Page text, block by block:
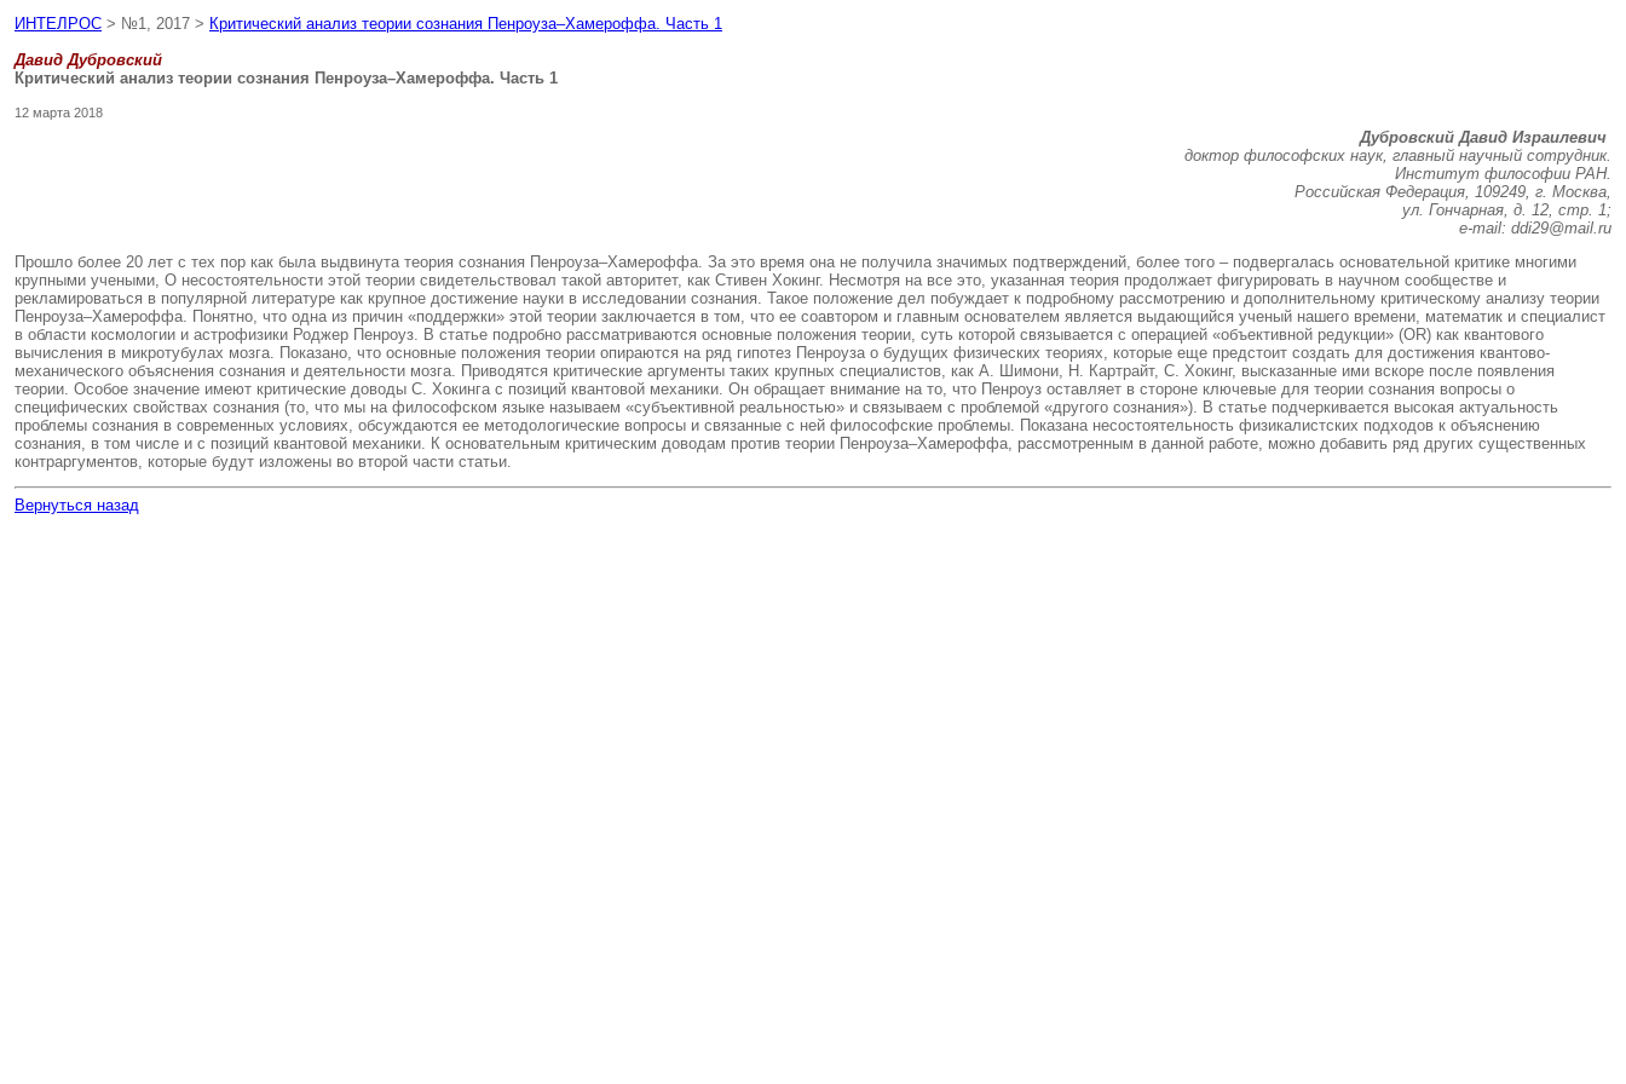
ИНТЕЛРОС > №1, 2017 > Критический анализ теории сознания Пенроуза–Хамероффа. Часть 1
Давид Дубровский
Критический анализ теории сознания Пенроуза–Хамероффа. Часть 1
12 марта 2018
Дубровский Давид Израилевич
доктор философских наук, главный научный сотрудник.
Институт философии РАН.
Российская Федерация, 109249, г. Москва,
ул. Гончарная, д. 12, стр. 1;
e-mail: ddi29@mail.ru
Прошло более 20 лет с тех пор как была выдвинута теория сознания Пенроуза–Хамероффа. За это время она не получила значимых подтверждений, более того – подвергалась основательной критике многими
крупными учеными, О несостоятельности этой теории свидетельствовал такой авторитет, как Стивен Хокинг. Несмотря на все это, указанная теория продолжает фигурировать в научном сообществе и
рекламироваться в популярной литературе как крупное достижение науки в исследовании сознания. Такое положение дел побуждает к подробному рассмотрению и дополнительному критическому анализу теории
Пенроуза–Хамероффа. Понятно, что одна из причин «поддержки» этой теории заключается в том, что ее соавтором и главным основателем является выдающийся ученый нашего времени, математик и специалист
в области космологии и астрофизики Роджер Пенроуз. В статье подробно рассматриваются основные положения теории, суть которой связывается с операцией «объективной редукции» (OR) как квантового
вычисления в микротубулах мозга. Показано, что основные положения теории опираются на ряд гипотез Пенроуза о будущих физических теориях, которые еще предстоит создать для достижения квантово-
механического объяснения сознания и деятельности мозга. Приводятся критические аргументы таких крупных специалистов, как А. Шимони, Н. Картрайт, С. Хокинг, высказанные ими вскоре после появления
теории. Особое значение имеют критические доводы С. Хокинга с позиций квантовой механики. Он обращает внимание на то, что Пенроуз оставляет в стороне ключевые для теории сознания вопросы о
специфических свойствах сознания (то, что мы на философском языке называем «субъективной реальностью» и связываем с проблемой «другого сознания»). В статье подчеркивается высокая актуальность
проблемы сознания в современных условиях, обсуждаются ее методологические вопросы и связанные с ней философские проблемы. Показана несостоятельность физикалистских подходов к объяснению
сознания, в том числе и с позиций квантовой механики. К основательным критическим доводам против теории Пенроуза–Хамероффа, рассмотренным в данной работе, можно добавить ряд других существенных
контраргументов, которые будут изложены во второй части статьи.
Вернуться назад